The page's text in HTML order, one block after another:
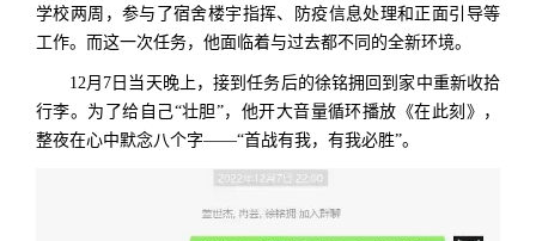
学校两周，参与了宿舍楼宇指挥、防疫信息处理和正面引导等
工作。而这一次任务，他面临着与过去都不同的全新环境。
12月7日当天晚上，接到任务后的徐铭拥回到家中重新收拾
行李。为了给自己“壮胆”，他开大音量循环播放《在此刻》，
整夜在心中默念八个字——“首战有我，有我必胜”。